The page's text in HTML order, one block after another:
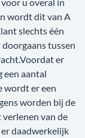
wordt dit van A
slechts één
tussen
er
een aantal
wordt er een
worden bij de
van de
daadwerkelijk